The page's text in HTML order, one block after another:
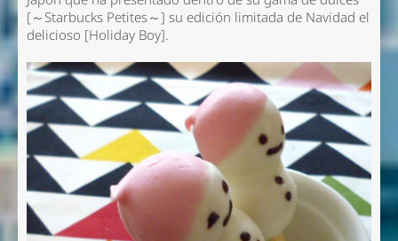
[～Starbucks Petites～] su edición limitada de Navidad el
delicioso [Holiday Boy].